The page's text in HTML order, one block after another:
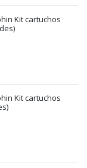
Kit cartuchos
Kit cartuchos